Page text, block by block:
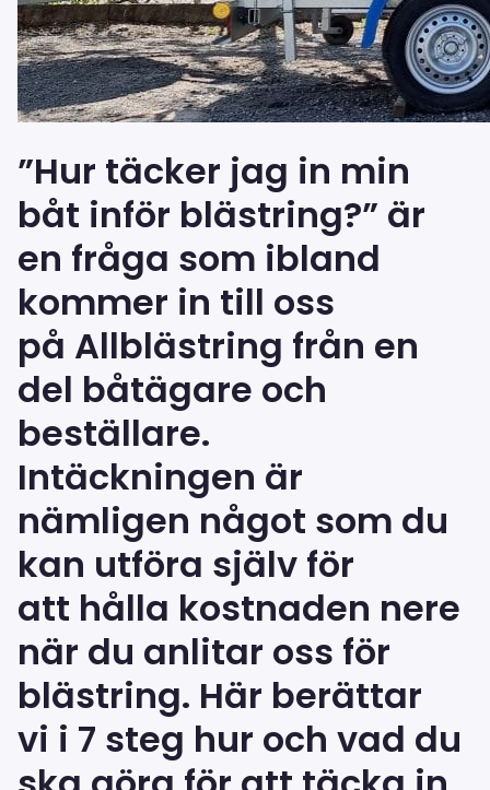
”Hur täcker jag in min
båt inför blästring?” är
en fråga som ibland
kommer in till oss
på Allblästring från en
del båtägare och
beställare.
Intäckningen är
nämligen något som du
kan utföra själv för
att hålla kostnaden nere
när du anlitar oss för
blästring. Här berättar
vi i 7 steg hur och vad du